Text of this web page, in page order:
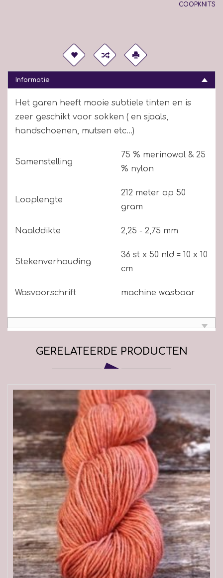
COOPKNITS
Informatie
Het garen heeft mooie subtiele tinten en is
zeer geschikt voor sokken ( en sjaals,
handschoenen, mutsen etc...)
Samenstelling
75 % merinowol & 25
% nylon
Looplengte
212 meter op 50
gram
Naalddikte 2,25 - 2,75 mm
Stekenverhouding
36 st x 50 nld = 10 x 10
cm
Wasvoorschrift machine wasbaar
GERELATEERDE PRODUCTEN